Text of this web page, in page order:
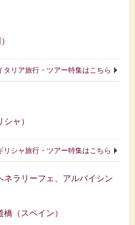
タリア旅行・ツアー特集はこちら
ャ）
リシャ旅行・ツアー特集はこちら
ネラリーフェ、アルバイシン
（スペイン）